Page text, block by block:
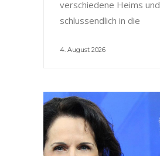
verschiedene Heims und
schlussendlich in die
4. August 2026